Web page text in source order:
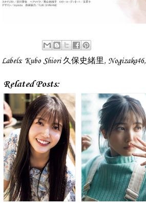
Labels: Kubo Shiori 久保史緒里, Nogizaka46,
Related Posts: